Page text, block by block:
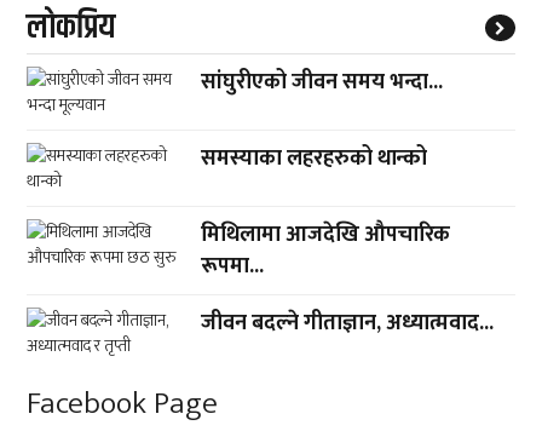
लाेकप्रिय
सांघुरीएको जीवन समय भन्दा...
समस्याका लहरहरुको थान्को
मिथिलामा आजदेखि औपचारिक
रूपमा...
जीवन बदल्ने गीताज्ञान, अध्यात्मवाद...
Facebook Page